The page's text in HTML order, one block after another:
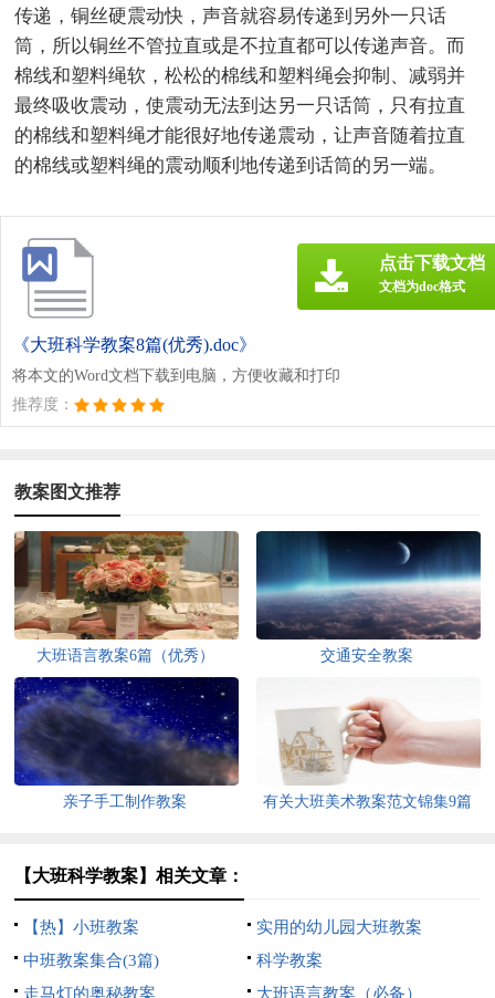
传递，铜丝硬震动快，声音就容易传递到另外一只话
筒，所以铜丝不管拉直或是不拉直都可以传递声音。而
棉线和塑料绳软，松松的棉线和塑料绳会抑制、减弱并
最终吸收震动，使震动无法到达另一只话筒，只有拉直
的棉线和塑料绳才能很好地传递震动，让声音随着拉直
的棉线或塑料绳的震动顺利地传递到话筒的另一端。
《大班科学教案8篇(优秀).doc》
将本文的Word文档下载到电脑，方便收藏和打印
推荐度：
点击下载文档
文档为doc格式
教案图文推荐
大班语言教案6篇（优秀） 交通安全教案
亲子手工制作教案 有关大班美术教案范文锦集9篇
【大班科学教案】相关文章：
【热】小班教案
实用的幼儿园大班教案
中班教案集合(3篇)
科学教案
走马灯的奥秘教案
大班语言教案（必备）